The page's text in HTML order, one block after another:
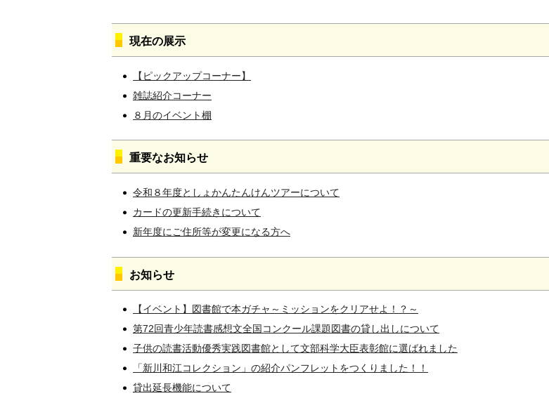
現在の展示
【ピックアップコーナー】
雑誌紹介コーナー
８月のイベント棚
重要なお知らせ
令和８年度としょかんたんけんツアーについて
カードの更新手続きについて
新年度にご住所等が変更になる方へ
お知らせ
【イベント】図書館で本ガチャ～ミッションをクリアせよ！？～
第72回青少年読書感想文全国コンクール課題図書の貸し出しについて
子供の読書活動優秀実践図書館として文部科学大臣表彰館に選ばれました
「新川和江コレクション」の紹介パンフレットをつくりました！！
貸出延長機能について